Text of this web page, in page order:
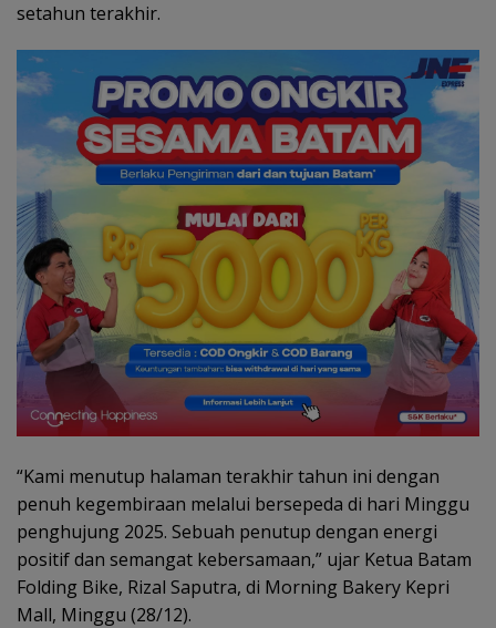
setahun terakhir.
“Kami menutup halaman terakhir tahun ini dengan
penuh kegembiraan melalui bersepeda di hari Minggu
penghujung 2025. Sebuah penutup dengan energi
positif dan semangat kebersamaan,” ujar Ketua Batam
Folding Bike, Rizal Saputra, di Morning Bakery Kepri
Mall, Minggu (28/12).